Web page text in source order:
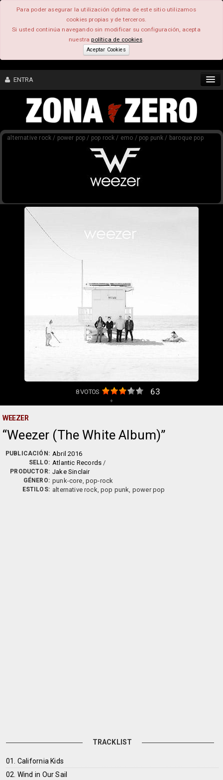
Para poder asegurar la utilización óptima de este sitio utilizamos
cookies propias y de terceros.
Si usted continúa navegando sin modificar su configuración, acepta
nuestrapolítica de cookies.
Aceptar Cookies
ENTRA
CONTENIDO
COMUNIDAD
alternative rock / power pop / pop rock / emo / pop punk / baroque pop
8VOTOS 63
+
WEEZER
Weezer (The White Album)
PUBLICACIÓN: Abril 2016
SELLO: Atlantic Records /
PRODUCTOR: Jake Sinclair
GÉNERO: punk-core, pop-rock
ESTILOS: alternative rock, pop punk, power pop
TRACKLIST
01. California Kids
02. Wind in Our Sail